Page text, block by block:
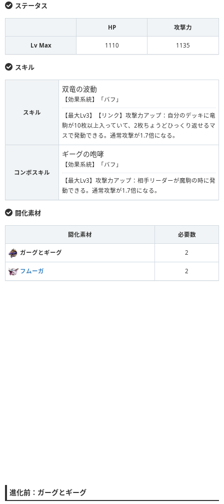
ステータス
HP 攻撃力
Lv Max 1110 1135
スキル
スキル
双竜の波動
【効果系統】「バフ」
【最大Lv3】【リンク】攻撃力アップ：自分のデッキに竜
駒が10枚以上入っていて、2枚ちょうどひっくり返せるマ
スで発動できる。通常攻撃が1.7倍になる。
コンボスキル
ギーグの咆哮
【効果系統】「バフ」
【最大Lv3】攻撃力アップ：相手リーダーが魔駒の時に発
動できる。通常攻撃が1.7倍になる。
闘化素材
闘化素材 必要数
ガーグとギーグ 2
フムーガ 2
進化前：ガーグとギーグ